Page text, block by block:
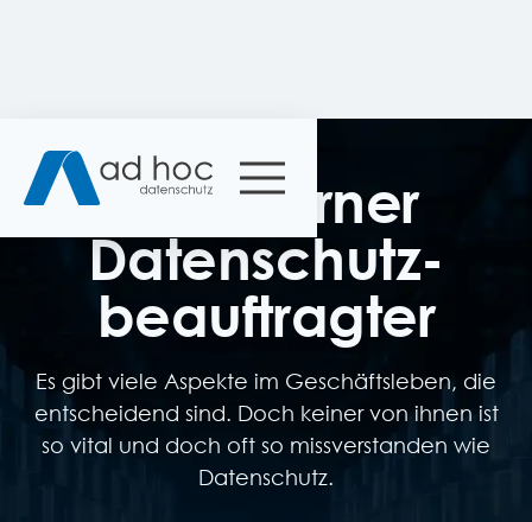
Ihr externer
Datenschutz­
beauftragter
Es gibt viele Aspekte im Geschäftsleben, die
entscheidend sind. Doch keiner von ihnen ist
so vital und doch oft so missverstanden wie
Datenschutz.